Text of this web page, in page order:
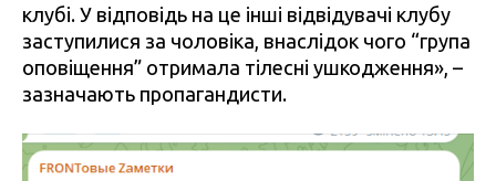
клубі. У відповідь на це інші відвідувачі клубу
заступилися за чоловіка, внаслідок чого “група
оповіщення” отримала тілесні ушкодження», –
зазначають пропагандисти.